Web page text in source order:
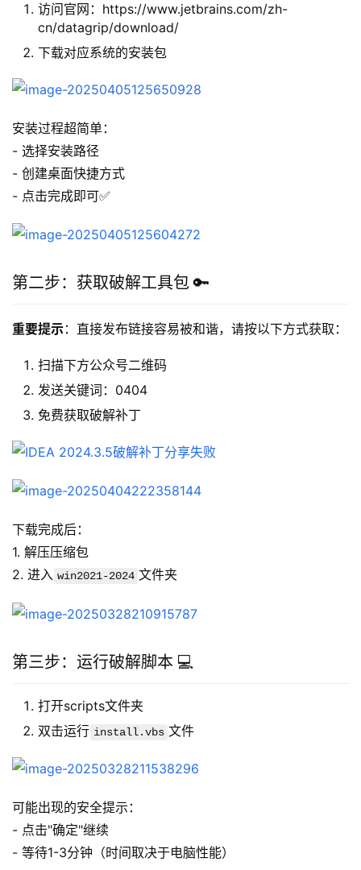
访问官网：https://www.jetbrains.com/zh-
cn/datagrip/download/
下载对应系统的安装包
安装过程超简单：
- 选择安装路径
- 创建桌面快捷方式
- 点击完成即可✅
第二步：获取破解工具包 🔑
重要提示：直接发布链接容易被和谐，请按以下方式获取：
扫描下方公众号二维码
发送关键词：0404
免费获取破解补丁
下载完成后：
1. 解压压缩包
2. 进入 win2021-2024 文件夹
第三步：运行破解脚本 💻
打开scripts文件夹
双击运行 install.vbs 文件
可能出现的安全提示：
- 点击"确定"继续
- 等待1-3分钟（时间取决于电脑性能）